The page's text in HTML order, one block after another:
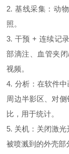
2. 基线采集：动
照。
3. 干预 + 连续记
部滴注、血管夹
视频。
4. 分析：在软件
周边半影区、对
比，用于统计。
5. 关机：关闭激
被喷溅到的外壳部